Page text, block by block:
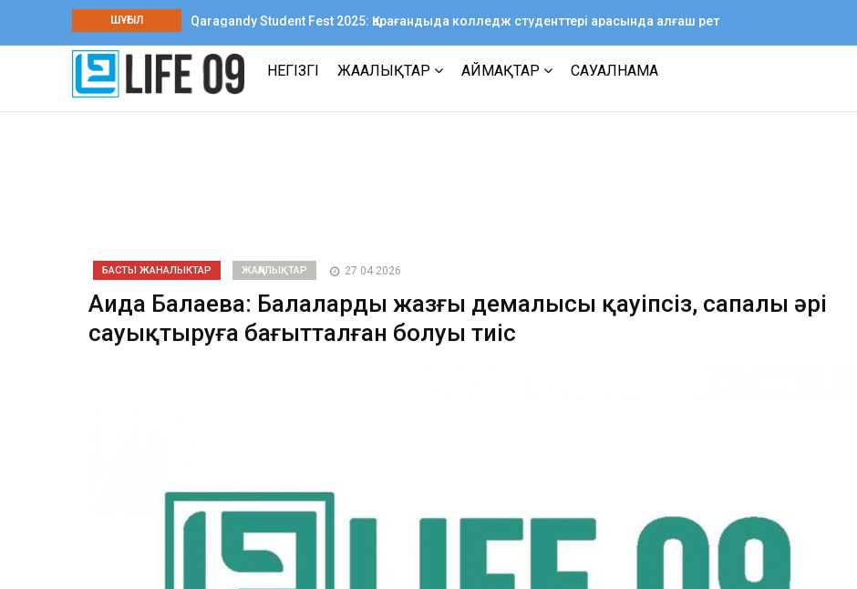
ШҰҒЫЛ
шығармашылық фестиваль өтті
НЕГІЗГІ ЖАҢАЛЫҚТАР АЙМАҚТАР САУАЛНАМА
БАСТЫ ЖАНАЛЫКТАР ЖАҢАЛЫҚТАР 27 04 2026
Аида Балаева: Балалардың жазғы демалысы қауіпсіз, сапалы әрі
сауықтыруға бағытталған болуы тиіс